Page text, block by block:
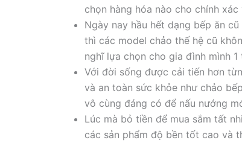
chọn hàng hóa nào cho chính
Ngày nay hầu hết dạng bếp ăn
thì các model chảo thế hệ cũ
nghĩ lựa chọn cho gia đình mình
Với đời sống được cải tiến hơn
và an toàn sức khỏe như chảo
vô cùng đáng có để nấu nướng
Lúc mà bỏ tiền để mua sắm tất
các sản phẩm độ bền tốt cao và